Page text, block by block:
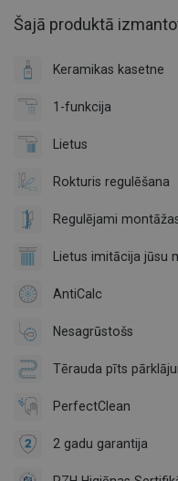
Šajā produktā
Keramikas kasetne
1-funkcija
Lietus
Rokturis regulēšana
Regulējami
Lietus imitācija jūsu
AntiCalc
Nesagrūstošs
Tērauda pīts
PerfectClean
2 gadu garantija